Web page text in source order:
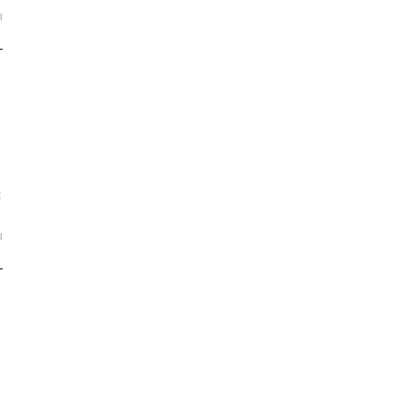
under .
離婚と不
under .